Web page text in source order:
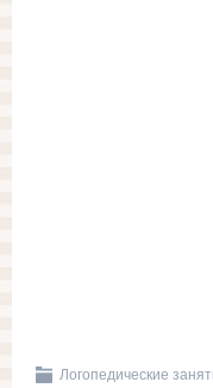
Логопедические